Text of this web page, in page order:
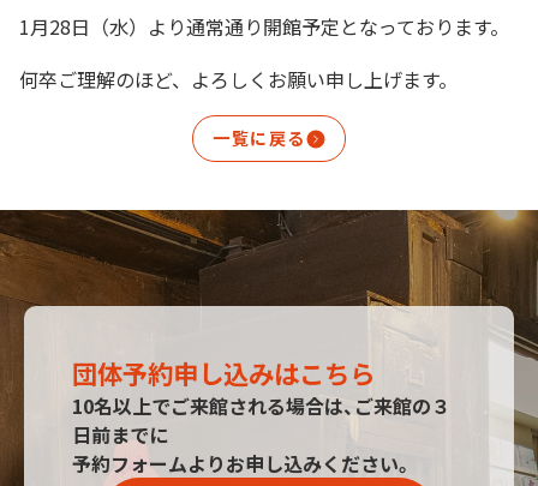
1月28日（水）より通常通り開館予定となっております。
何卒ご理解のほど、よろしくお願い申し上げます。
一覧に戻る
団体予約申し込みはこちら
10名以上でご来館される場合は、ご来館の３
日前までに
予約フォームよりお申し込みください。